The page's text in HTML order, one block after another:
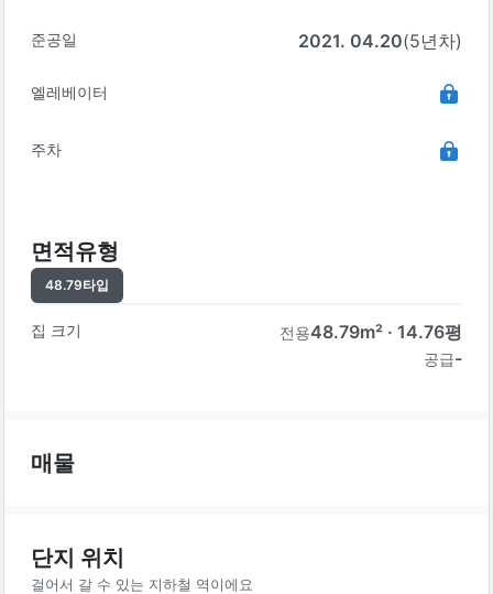
준공일 2021. 04.20(5년차)
엘레베이터
주차
면적유형
48.79타입
집 크기 전용48.79m² · 14.76평
공급-
매물
단지 위치
걸어서 갈 수 있는 지하철 역이에요